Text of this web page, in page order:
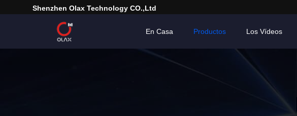
Shenzhen Olax Technology CO.,Ltd
En Casa Productos Los Vídeos